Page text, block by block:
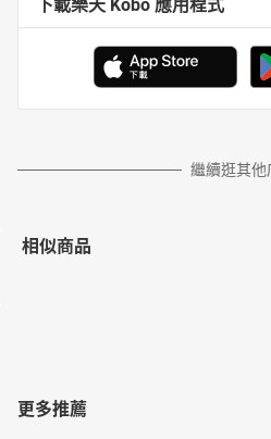
下載樂天 Kobo 應用程式
繼續逛其他
相似商品
更多推薦